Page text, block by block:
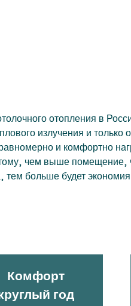
отопления в
излучения и
и комфортно
чем выше помещение,
тем больше будет
Комфорт
год